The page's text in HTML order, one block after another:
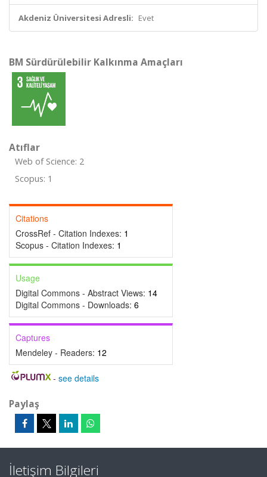
Akdeniz Üniversitesi Adresli: Evet
BM Sürdürülebilir Kalkınma Amaçları
Atıflar
Web of Science: 2
Scopus: 1
Citations
CrossRef - Citation Indexes: 1
Scopus - Citation Indexes: 1
Usage
Digital Commons - Abstract Views: 14
Digital Commons - Downloads: 6
Captures
Mendeley - Readers: 12
- see details
Paylaş
İletişim Bilgileri